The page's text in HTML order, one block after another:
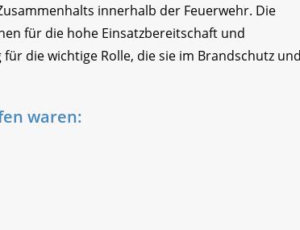
innerhalb der Feuerwehr. Die
für die hohe Einsatzbereitschaft und
die wichtige Rolle, die sie im Brandschutz
waren: